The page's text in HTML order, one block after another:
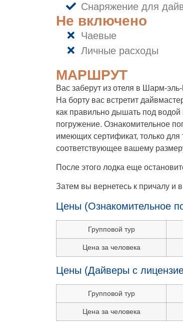
Снаряжение для
Не включено
Чаевые
Личные расходы
МАРШРУТ
Вас заберут из отеля в Шарм-
На борту вас встретит
как правильно дышать под
погружение. Ознакомительное
имеющих сертификат, только
соответствующее вашему
После этого лодка еще
Затем вы вернетесь к причалу и
Цены (Ознакомительное
Групповой тур
Цена за человека
Цены (Дайверы с
Групповой тур
Цена за человека